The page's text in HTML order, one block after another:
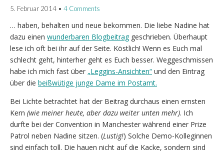
5. Februar 2014 • 4 Comments
… haben, behalten und neue bekommen. Die liebe Nadine hat
dazu einen wunderbaren Blogbeitraggeschrieben. Überhaupt
lese ich oft bei ihr auf der Seite. Köstlich! Wenn es Euch mal
schlecht geht, hinterher geht es Euch besser. Weggeschmissen
habe ich mich fast über „Leggins-Ansichten“ und den Eintrag
über die beißwütige junge Dame im Postamt.
Bei Lichte betrachtet hat der Beitrag durchaus einen ernsten
Kern (wie meiner heute, aber dazu weiter unten mehr). Ich
durfte bei der Convention in Manchester während einer Prize
Patrol neben Nadine sitzen. (Lustig!) Solche Demo-Kolleginnen
sind einfach toll. Die hauen nicht auf die Kacke, sondern sind